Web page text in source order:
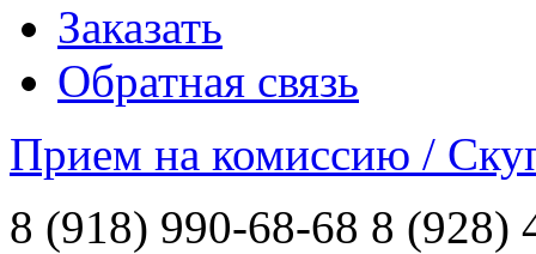
Заказать
Обратная связь
Прием на комиссию /
8 (918) 990-68-68 8 (928)